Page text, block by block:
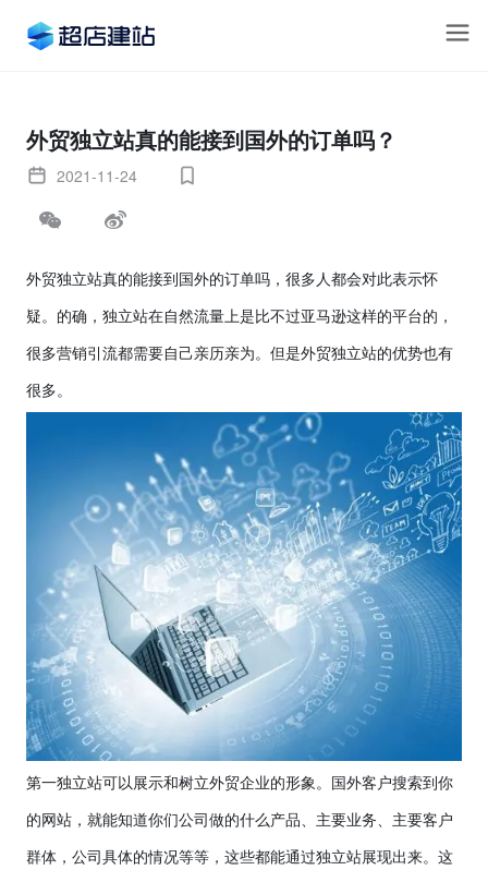
外贸独立站真的能接到国外的订单吗？
2021-11-24
外贸独立站真的能接到国外的订单吗 ，很多人都会对此表示怀
疑。的确，独立站在自然流量上是比不过亚马逊这样的平台的，
很多营销引流都需要自己亲历亲为。但是外贸独立站的优势也有
很多。
第一独立站可以展示和树立外贸企业的形象。国外客户搜索到你
的网站，就能知道你们公司做的什么产品、主要业务、主要客户
群体，公司具体的情况等等，这些都能通过独立站展现出来。这